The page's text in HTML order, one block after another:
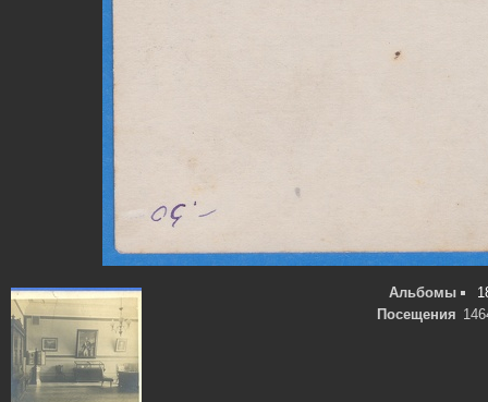
Альбомы
Посещения